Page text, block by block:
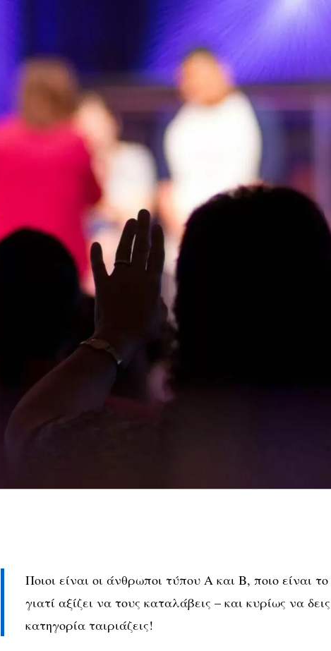
Ποιοι είναι οι άνθρωποι τύπου Α και Β, ποιο είναι
γιατί αξίζει να τους καταλάβεις – και κυρίως να δεις
κατηγορία ταιριάζεις!